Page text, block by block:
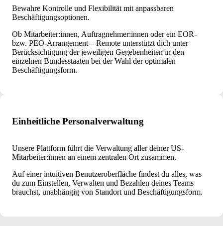
Bewahre Kontrolle und Flexibilität mit anpassbaren
Beschäftigungsoptionen.
Ob Mitarbeiter:innen, Auftragnehmer:innen oder ein EOR-
bzw. PEO-Arrangement – Remote unterstützt dich unter
Berücksichtigung der jeweiligen Gegebenheiten in den
einzelnen Bundesstaaten bei der Wahl der optimalen
Beschäftigungsform.
Einheitliche Personalverwaltung
Unsere Plattform führt die Verwaltung aller deiner US-
Mitarbeiter:innen an einem zentralen Ort zusammen.
Auf einer intuitiven Benutzeroberfläche findest du alles, was
du zum Einstellen, Verwalten und Bezahlen deines Teams
brauchst, unabhängig von Standort und Beschäftigungsform.